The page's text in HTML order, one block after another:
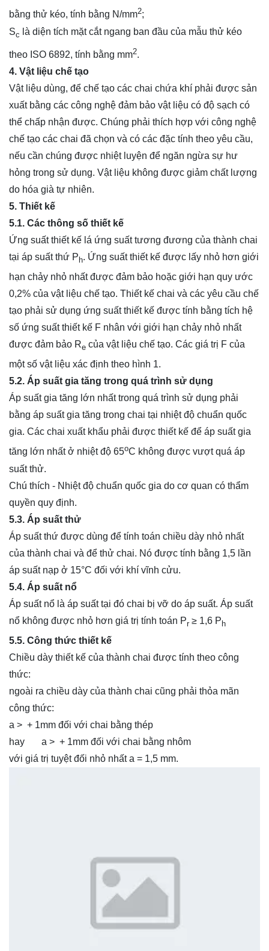
bằng thử kéo, tính bằng N/mm2;
Sc là diện tích mặt cắt ngang ban đầu của mẫu thử kéo
theo ISO 6892, tính bằng mm2.
4. Vật liệu chế tạo
Vật liệu dùng, để chế tạo các chai chứa khí phải được sản
xuất bằng các công nghệ đảm bảo vật liệu có độ sạch có
thể chấp nhận được. Chúng phải thích hợp với công nghệ
chế tạo các chai đã chọn và có các đặc tính theo yêu cầu,
nếu cần chúng được nhiệt luyện để ngăn ngừa sự hư
hỏng trong sử dụng. Vật liệu không được giảm chất lượng
do hóa già tự nhiên.
5. Thiết kế
5.1. Các thông số thiết kế
Ứng suất thiết kế lá ứng suất tương đương của thành chai
tại áp suất thứ P h. Ứng suất thiết kế được lấy nhỏ hơn giới
hạn chảy nhỏ nhất được đảm bảo hoặc giới hạn quy ước
0,2% của vật liệu chế tạo. Thiết kế chai và các yêu cầu chế
tạo phải sử dụng ứng suất thiết kế được tính bằng tích hệ
số ứng suất thiết kế F nhân với giới hạn chảy nhỏ nhất
được đảm bảo Re của vật liệu chế tạo. Các giá trị F của
một số vật liệu xác định theo hình 1.
5.2. Áp suất gia tăng trong quá trình sử dụng
Áp suất gia tăng lớn nhất trong quá trình sử dụng phải
bằng áp suất gia tăng trong chai tại nhiệt độ chuẩn quốc
gia. Các chai xuất khẩu phải được thiết kế để áp suất gia
tăng lớn nhất ở nhiệt độ 65oC không được vượt quá áp
suất thử.
Chú thích - Nhiệt độ chuẩn quốc gia do cơ quan có thẩm
quyền quy định.
5.3. Áp suất thử
Áp suất thứ được dùng để tính toán chiều dày nhỏ nhất
của thành chai và để thử chai. Nó được tính bằng 1,5 lần
áp suất nạp ở 15°C đối với khí vĩnh cửu.
5.4. Áp suất nổ
Áp suất nổ là áp suất tại đó chai bị vỡ do áp suất. Áp suất
nổ không được nhỏ hơn giá trị tính toán Pr ≥ 1,6 P h
5.5. Công thức thiết kế
Chiều dày thiết kế của thành chai được tính theo công
thức:
ngoài ra chiều dày của thành chai cũng phải thỏa mãn
công thức:
a > + 1mm đối với chai bằng thép
hay a > + 1mm đối với chai bằng nhôm
với giá trị tuyệt đối nhỏ nhất a = 1,5 mm.